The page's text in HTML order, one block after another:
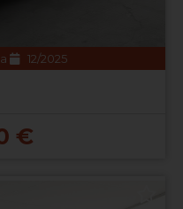
12/2025
€